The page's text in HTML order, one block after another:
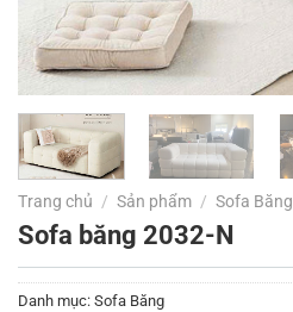
Trang chủ / Sản phẩm / Sofa Băng
Sofa băng 2032-N
Danh mục: Sofa Băng